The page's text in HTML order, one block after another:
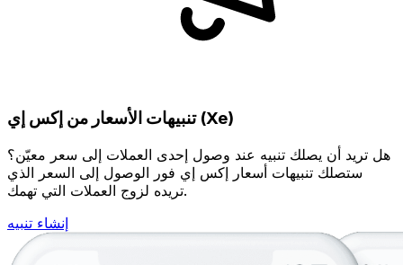
تنبيهات الأسعار من إكس إي (Xe)
هل تريد أن يصلك تنبيه عند وصول إحدى العملات إلى سعر معيّن؟
ستصلك تنبيهات أسعار إكس إي فور الوصول إلى السعر الذي
تريده لزوج العملات التي تهمك.
إنشاء تنبيه